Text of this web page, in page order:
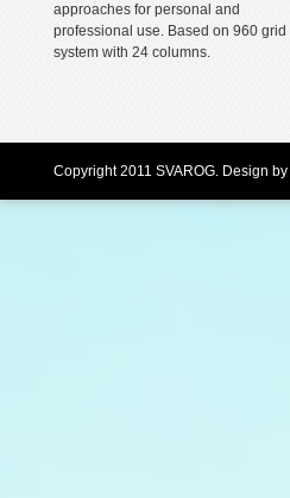
approaches for personal and
professional use. Based on 960 grid
system with 24 columns.
Copyright 2011 SVAROG. Design by